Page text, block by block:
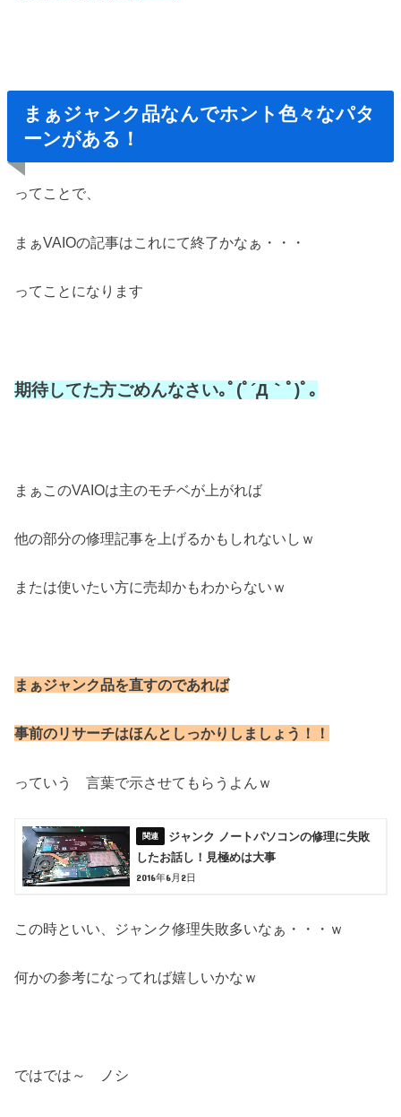
まぁジャンク品なんでホント色々なパタ
ーンがある！
ってことで、
まぁVAIOの記事はこれにて終了かなぁ・・・
ってことになります
期待してた方ごめんなさい｡ﾟ(ﾟ´Д｀ﾟ)ﾟ｡
まぁこのVAIOは主のモチベが上がれば
他の部分の修理記事を上げるかもしれないしｗ
または使いたい方に売却かもわからないｗ
まぁジャンク品を直すのであれば
事前のリサーチはほんとしっかりしましょう！！
っていう 言葉で示させてもらうよんｗ
ジャンク ノートパソコンの修理に失敗
したお話し！見極めは大事
2016年6月2日
この時といい、ジャンク修理失敗多いなぁ・・・ｗ
何かの参考になってれば嬉しいかなｗ
ではでは～ ノシ